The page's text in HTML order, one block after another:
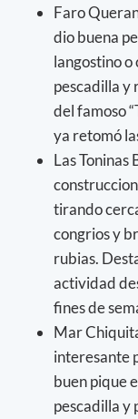
Faro
dio buena
langostino o
pescadilla y
del famoso
ya retomó
Las Toninas
tirando
congrios y
rubias.
actividad
fines de
Mar
interesante
buen pique
pescadilla y